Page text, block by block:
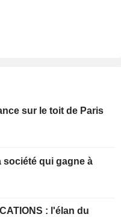
sur le toit de Paris
société qui gagne à
: l'élan du